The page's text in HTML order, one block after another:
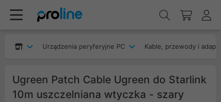
Urządzenia peryferyjne PC Kable, przewody i
Ugreen Patch Cable Ugreen do Starlink
10m uszczelniana wtyczka - szary